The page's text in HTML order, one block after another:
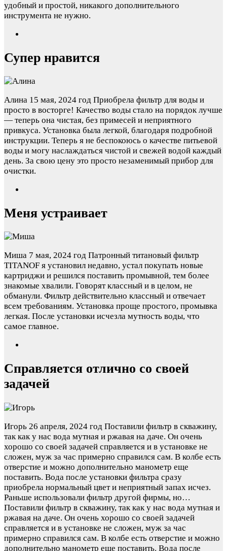
удобный и простой, никакого дополнительного
инструмента не нужно.
Супер нравится
Алина 15 мая, 2024 год Приобрела фильтр для воды и
просто в восторге! Качество воды стало на порядок лучше
— теперь она чистая, без примесей и неприятного
привкуса. Установка была легкой, благодаря подробной
инструкции. Теперь я не беспокоюсь о качестве питьевой
воды и могу наслаждаться чистой и свежей водой каждый
день. За свою цену это просто незаменимый прибор для
очистки.
Меня устраивает
Миша 7 мая, 2024 год Патронный титановый фильтр
TITANOF я установил недавно, устал покупать новые
картриджи и решился поставить промывной, тем более
знакомые хвалили. Говорят классный и в целом, не
обманули. Фильтр действительно классный и отвечает
всем требованиям. Установка проще простого, промывка
легкая. После установки исчезла мутность воды, что
самое главное.
Справляется отлично со своей
задачей
Игорь 26 апреля, 2024 год Поставили фильтр в скважину,
так как у нас вода мутная и ржавая на даче. Он очень
хорошо со своей задачей справляется и в установке не
сложен, муж за час примерно справился сам. В колбе есть
отверстие и можно дополнительно манометр еще
поставить. Вода после установки фильтра сразу
приобрела нормальный цвет и неприятный запах исчез.
Раньше использовали фильтр другой фирмы, но…
Поставили фильтр в скважину, так как у нас вода мутная и
ржавая на даче. Он очень хорошо со своей задачей
справляется и в установке не сложен, муж за час
примерно справился сам. В колбе есть отверстие и можно
дополнительно манометр еще поставить. Вода после